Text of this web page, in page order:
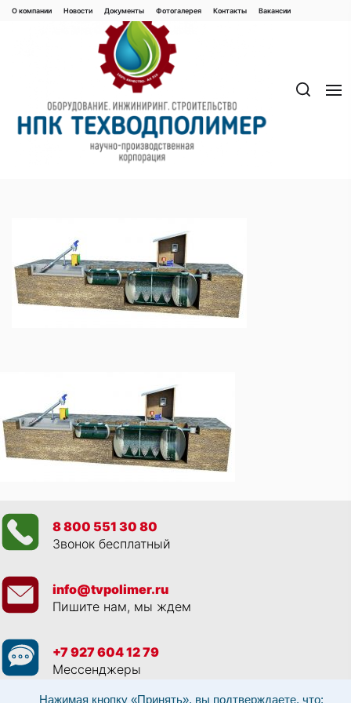
Нажимая кнопку «Принять», вы подтверждаете, что:
Перейти
О компании Новости Документы Фотогалерея Контaкты Вакaнсии
8 800 551 30 80
Звонок бесплатный
info@tvpolimer.ru
Пишите нам, мы ждем
+7 927 604 12 79
Мессенджеры